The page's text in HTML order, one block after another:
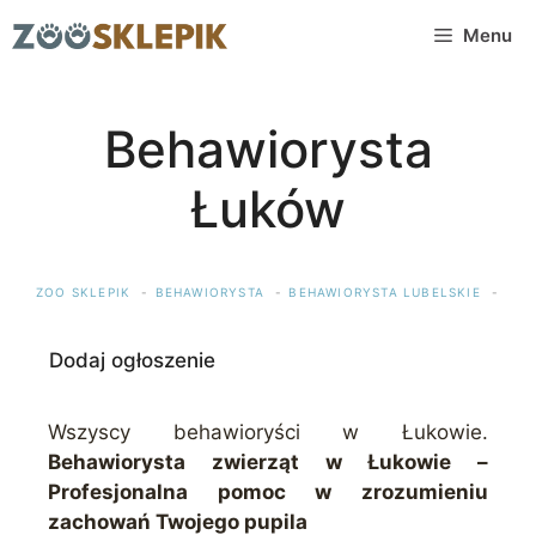
do
Menu
Behawiorysta
Łuków
ZOO SKLEPIK BEHAWIORYSTA BEHAWIORYSTA LUBELSKIE
Dodaj ogłoszenie
Wszyscy behawioryści w Łukowie.
Behawiorysta zwierząt w Łukowie –
Profesjonalna pomoc w zrozumieniu
zachowań Twojego pupila